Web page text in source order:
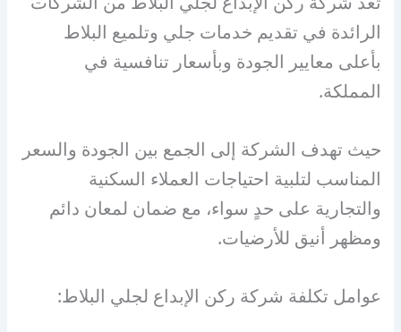
الرائدة في تقديم خدمات جلي وتلميع البلاط
بأعلى معايير الجودة وبأسعار تنافسية في
المملكة.
حيث تهدف الشركة إلى الجمع بين الجودة والسعر
المناسب لتلبية احتياجات العملاء السكنية
والتجارية على حدٍ سواء، مع ضمان لمعان دائم
ومظهر أنيق للأرضيات.
عوامل تكلفة شركة ركن الإبداع لجلي البلاط: